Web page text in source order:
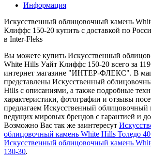
Информация
Искусственный облицовочный камень
Клиффс 150-20 купить с доставкой по
в Inter-Fleks
Вы можете купить Искусственный
White Hills Уайт Клиффс 150-20 всего за
интернет магазине "ИНТЕР-ФЛЕКС". В
представлены Искусственный
Hills с описаниями, а также подробные
характеристики, фотографии и отзывы
предлагаем Искусственный облицовочный
ведущих мировых брендов с гарантией и
Возможно Вас так же заинтересут
облицовочный камень White Hills Толедо
Искусственный облицовочный камень
130-30.